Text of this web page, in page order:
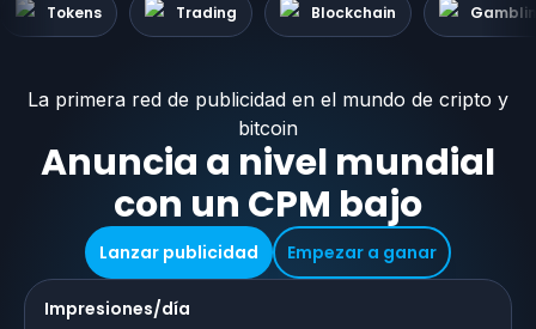
Tokens Trading Blockchain
La primera red de publicidad en el mundo de cripto y
bitcoin
Anuncia a nivel mundial
con un CPM bajo
Lanzar publicidad Empezar a ganar
Impresiones/día